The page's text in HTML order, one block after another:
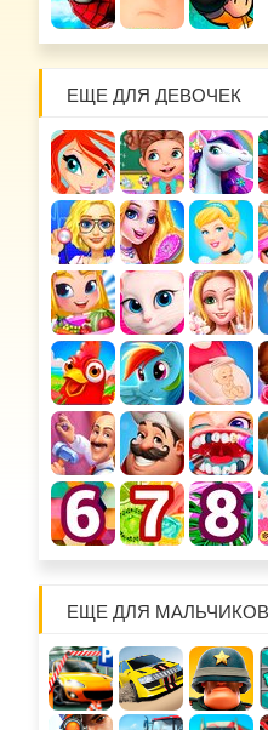
ЕЩЕ ДЛЯ ДЕВОЧЕК
ЕЩЕ ДЛЯ МАЛЬЧИКОВ